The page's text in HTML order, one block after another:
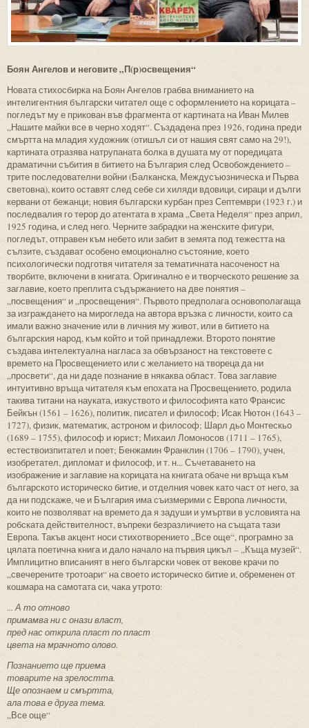
Боян Ангелов и неговите „П(р)освещения“
Новата стихосбирка на Боян Ангелов грабва вниманието на
интелигентния български читател още с оформлението на корицата –
погледът му е прикован във фрагмента от картината на Иван Милев
„Нашите майки все в черно ходят“. Създадена през 1926, година преди
смъртта на младия художник (отишъл си от нашия свят само на 29!),
картината отразява натрупаната болка в душата му от поредицата
драматични събития в битието на България след Освобождението –
трите последователни войни (Балканска, Междусъюзническа и Първа
световна), които оставят след себе си хиляди вдовици, сираци и дълги
кервани от бежанци; новия български курбан през Септември (1923 г.) и
последвалия го терор до атентата в храма „Света Неделя“ през април,
1925 година, и след него. Черните забрадки на женските фигури,
погледът, отправен към небето или забит в земята под тежестта на
сълзите, създават особено емоционално състояние, което
психологически подготвя читателя за тематичната насоченост на
творбите, включени в книгата. Оригинално е и творческото решение за
заглавие, което преплита съдържанието на две понятия –
„посвещения“ и „просвещения“. Първото предполага основополагаща
за изграждането на мирогледа на автора връзка с личности, които са
имали важно значение или в личния му живот, или в битието на
българския народ, към който и той принадлежи. Второто понятие
създава интелектуална нагласа за обвързаност на текстовете с
времето на Просвещението или с желанието на твореца да ни
„просвети“, да ни даде познание в някаква област. Това заглавие
интуитивно връща читателя към епохата на Просвещението, родила
такива титани на науката, изкуството и философията като Франсис
Бейкън (1561 – 1626), политик, писател и философ; Исак Нютон (1643 –
1727), физик, математик, астроном и философ; Шарл дьо Монтескьо
(1689 – 1755), философ и юрист; Михаил Ломоносов (1711 – 1765),
естествоизпитател и поет; Бенжамин Франклин (1706 – 1790), учен,
изобретател, дипломат и философ, и т. н... Съчетаването на
изображение и заглавие на корицата на книгата обаче ни връща към
българското историческо битие, и отделния човек като част от него, за
да ни подскаже, че и България има съизмерими с Европа личности,
които не позволяват на времето да я задуши и умъртви в условията на
робската действителност, въпреки безразличието на същата тази
Европа. Такъв акцент носи стихотворението „Все още“, програмно за
цялата поетична книга и дало начало на първия цикъл – „Къща музей“.
Имплицитно вписаният в него български човек от векове крачи по
„свечерените тротоари“ на своето историческо битие и, обременен от
кошмара на самотата си, чака утрото:
... А то отново
примамва ни с онази власт,
пред нас открила пласт по пласт
цвета на мрачното олово.
Познанието ще приема
товарите на зрелостта.
Ще опознаем и смъртта,
ала това е друга тема.
„Все още“